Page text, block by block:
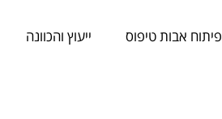
פיתוח אבות טיפוס ייעוץ והכוונה